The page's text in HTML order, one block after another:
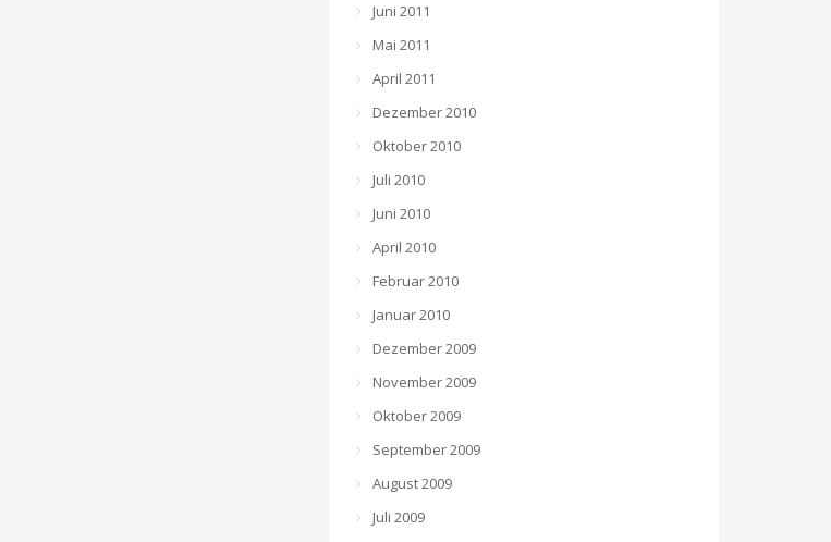
Juni 2011
Mai 2011
April 2011
Dezember 2010
Oktober 2010
Juli 2010
Juni 2010
April 2010
Februar 2010
Januar 2010
Dezember 2009
November 2009
Oktober 2009
September 2009
August 2009
Juli 2009